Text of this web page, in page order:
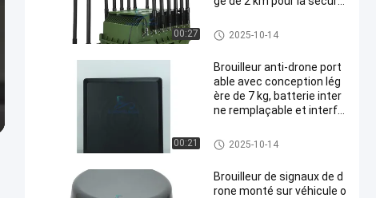
00:27 Brouilleur de signal de drone
2025-10-14
00:21
Brouilleur anti-drone port
able avec conception lég
ère de 7 kg, batterie inter
ne remplaçable et interfé
e blocage du signal des dr
ones
Brouilleur de signal de drone
2025-10-14
Brouilleur de signaux de d
rone monté sur véhicule o